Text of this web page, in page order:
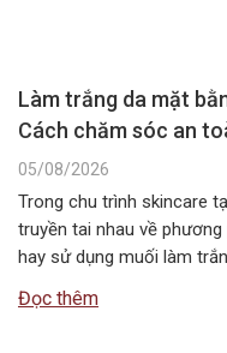
Làm trắng da mặt
Cách chăm sóc an
05/08/2026
Trong chu trình skincare
truyền tai nhau về
hay sử dụng muối làm
các dòng mỹ phẩm chuyên
Đọc thêm